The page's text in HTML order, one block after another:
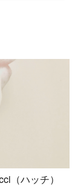
（ハッチ）